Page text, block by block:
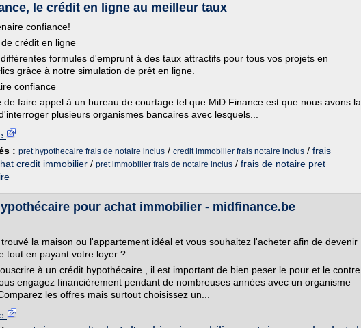
le crédit en ligne au meilleur taux
confiance!
crédit en ligne
formules d'emprunt à des taux attractifs pour tous vos projets en
grâce à notre simulation de prêt en ligne.
confiance
de faire appel à un bureau de courtage tel que MiD Finance est que nous avons la
plusieurs organismes bancaires avec lesquels...
: pret hypothecaire frais de notaire inclus / credit immobilier frais notaire inclus / frais
credit immobilier / pret immobilier frais de notaire inclus / frais de notaire pret
pour achat immobilier - midfinance.be
la maison ou l'appartement idéal et vous souhaitez l'acheter afin de devenir
tout en payant votre loyer ?
à un crédit hypothécaire , il est important de bien peser le pour et le contre
engagez financièrement pendant de nombreuses années avec un organisme
les offres mais surtout choisissez un...